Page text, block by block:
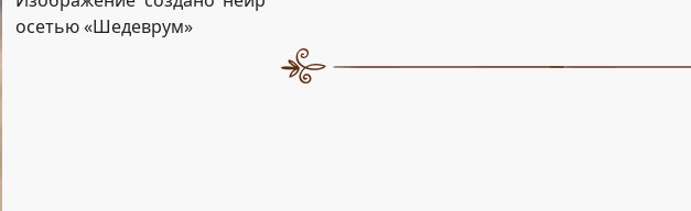
осетью «Шедеврум»